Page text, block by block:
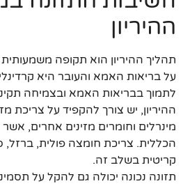
ההיריון
תהליך ההיריון הוא תקופה
על בריאות האמא והעובר היא
לתמוך בבריאות האמא ובצמיחה
ההיריון, יש צורך להקפיד על צריכת
מינרלים וחומרים מזינים אחרים,
הכללית. צריכת חומצה פולית, ברזל,
קריטית בשלב זה.
תזונה נכונה יכולה גם להקל על